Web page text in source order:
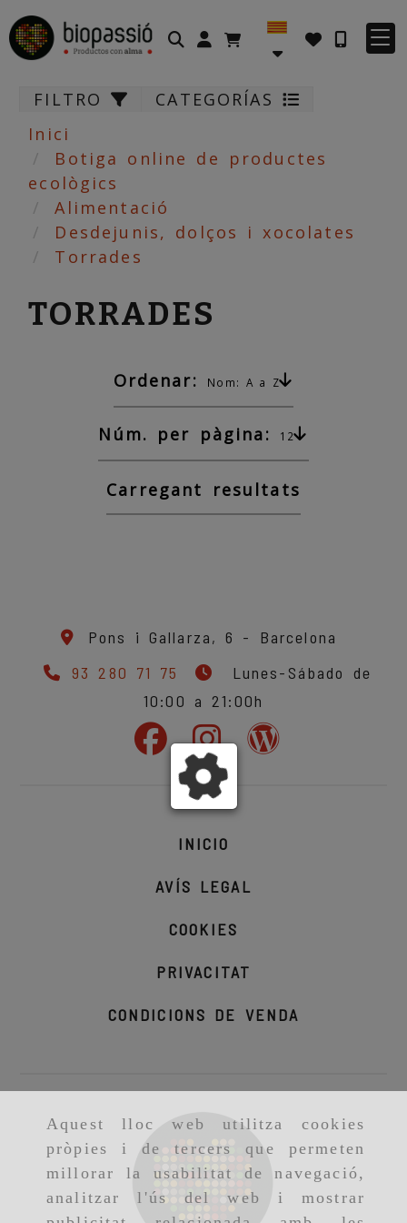
Aquest lloc web utilitza cookies
pròpies i de tercers que permeten
millorar la usabilitat de navegació,
analitzar l'ús del web i mostrar
Identifícat
FILTRO
CATEGORÍAS
Inici
Botiga online de productes
ecològics
Alimentació
Desdejunis, dolços i xocolates
Torrades
TORRADES
Ordenar: Nom: A a Z
Núm. per pàgina: 12
Carregant resultats
Pons i Gallarza, 6 - Barcelona
93 280 71 75
Lunes-Sábado de
10:00 a 21:00h
INICIO
AVÍS LEGAL
COOKIES
PRIVACITAT
CONDICIONS DE VENDA